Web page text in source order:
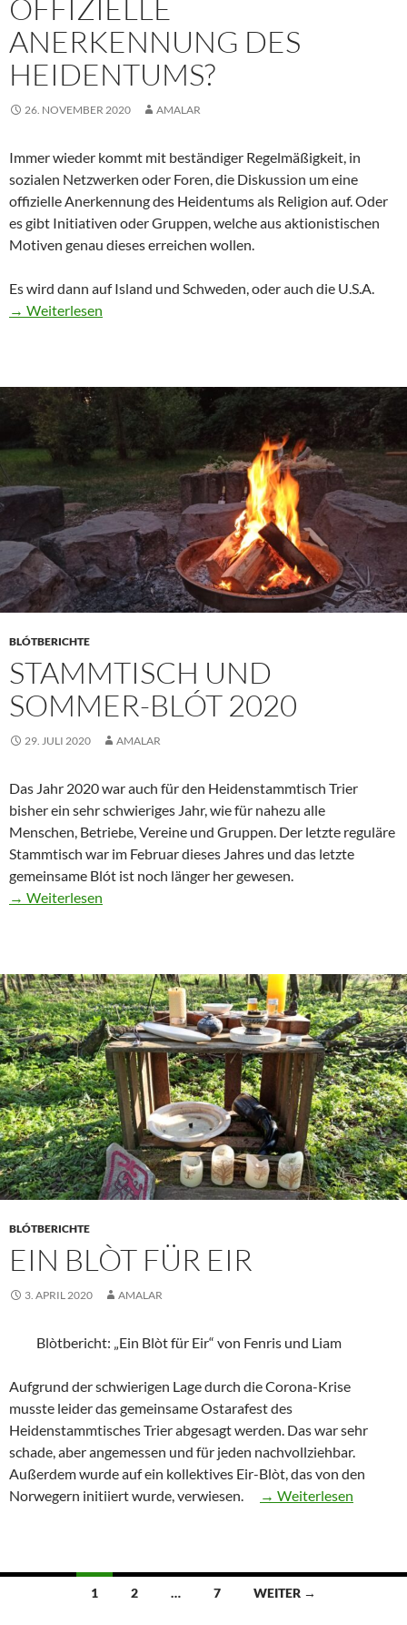
OFFIZIELLE
ANERKENNUNG DES
HEIDENTUMS?
26. NOVEMBER 2020 AMALAR
Immer wieder kommt mit beständiger Regelmäßigkeit, in
sozialen Netzwerken oder Foren, die Diskussion um eine
offizielle Anerkennung des Heidentums als Religion auf. Oder
es gibt Initiativen oder Gruppen, welche aus aktionistischen
Motiven genau dieses erreichen wollen.
Es wird dann auf Island und Schweden, oder auch die U.S.A.
→ Weiterlesen
BLÓTBERICHTE
STAMMTISCH UND
SOMMER-BLÓT 2020
29. JULI 2020 AMALAR
Das Jahr 2020 war auch für den Heidenstammtisch Trier
bisher ein sehr schwieriges Jahr, wie für nahezu alle
Menschen, Betriebe, Vereine und Gruppen. Der letzte reguläre
Stammtisch war im Februar dieses Jahres und das letzte
gemeinsame Blót ist noch länger her gewesen.
→ Weiterlesen
2020”
BLÓTBERICHTE
EIN BLÒT FÜR EIR
3. APRIL 2020 AMALAR
Blòtbericht: „Ein Blòt für Eir“ von Fenris und Liam
Aufgrund der schwierigen Lage durch die Corona-Krise
musste leider das gemeinsame Ostarafest des
Heidenstammtisches Trier abgesagt werden. Das war sehr
schade, aber angemessen und für jeden nachvollziehbar.
Außerdem wurde auf ein kollektives Eir-Blòt, das von den
Norwegern initiiert wurde, verwiesen.
→ Weiterlesen
Beitragsnavigation
1 2 … 7 WEITER →